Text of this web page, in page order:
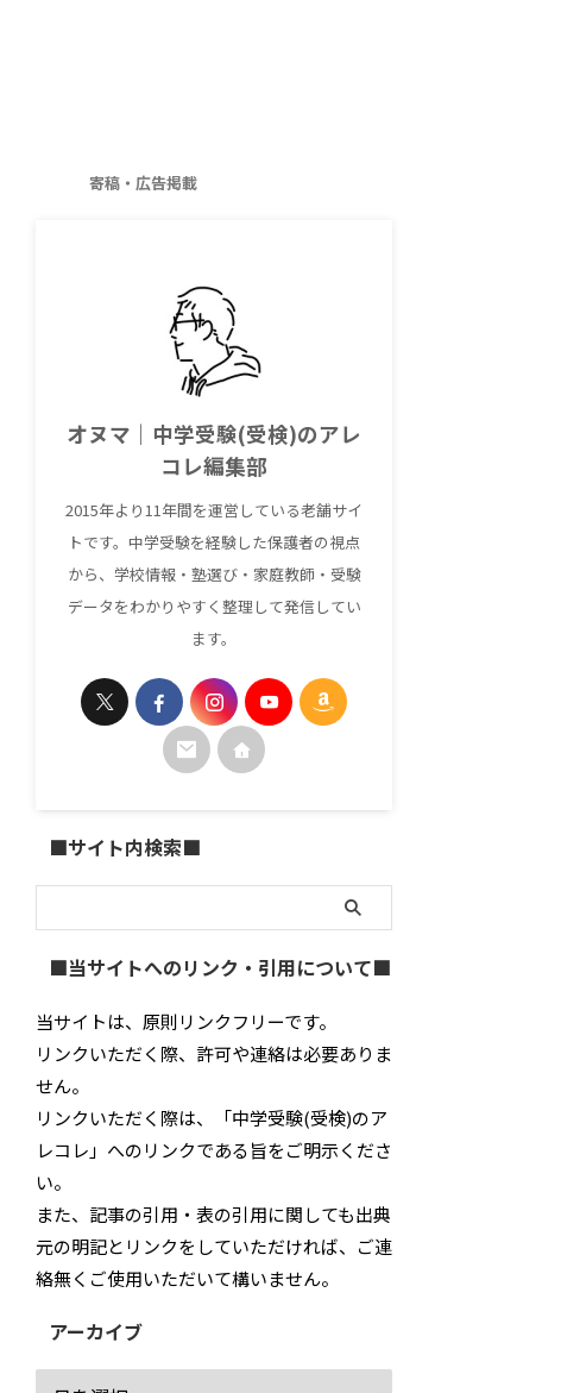
寄稿・広告掲載
オヌマ｜中学受験(受検)のアレ
コレ編集部
2015年より11年間を運営している老舗サイ
トです。中学受験を経験した保護者の視点
から、学校情報・塾選び・家庭教師・受験
データをわかりやすく整理して発信してい
ます。
■サイト内検索■
■当サイトへのリンク・引用について■
当サイトは、原則リンクフリーです。
リンクいただく際、許可や連絡は必要ありま
せん。
リンクいただく際は、「中学受験(受検)のア
レコレ」へのリンクである旨をご明示くださ
い。
また、記事の引用・表の引用に関しても出典
元の明記とリンクをしていただければ、ご連
絡無くご使用いただいて構いません。
アーカイブ